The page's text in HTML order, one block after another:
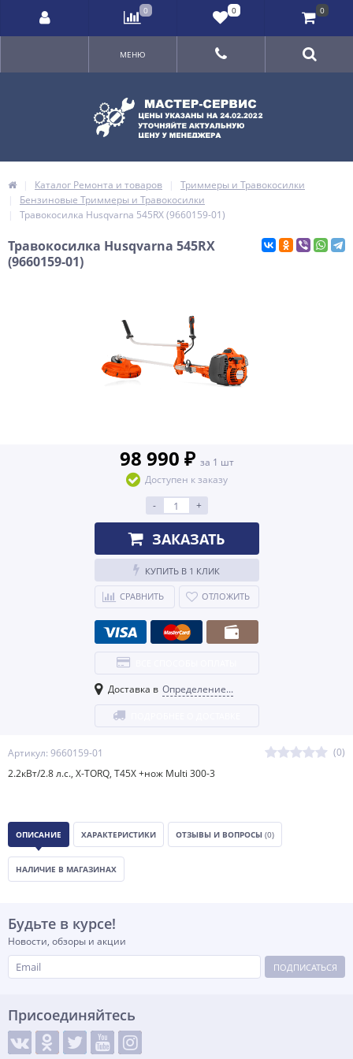
МЕНЮ
Каталог Ремонта и товаров
Триммеры и Травокосилки
Бензиновые Триммеры и Травокосилки
Травокосилка Husqvarna 545RX (9660159-01)
Травокосилка Husqvarna 545RX
(9660159-01)
Артикул: 9660159-01
(0)
2.2кВт/2.8 л.с., X-TORQ, T45Х +нож Multi 300-3
98 990 ₽ за 1 шт
Доступен к заказу
-
+
ЗАКАЗАТЬ
КУПИТЬ В 1 КЛИК
СРАВНИТЬ ОТЛОЖИТЬ
Доставка в Определение...
ОПИСАНИЕ ХАРАКТЕРИСТИКИ ОТЗЫВЫ И ВОПРОСЫ (0)
НАЛИЧИЕ В МАГАЗИНАХ
Будьте в курсе!
Новости, обзоры и акции
ПОДПИСАТЬСЯ
Присоединяйтесь
0 0 0